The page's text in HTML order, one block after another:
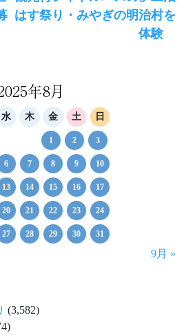
post:
はす祭り・みやぎの明治村を
体験
年8月
水 木 金 土 日
1 2 3
6 7 8 9 10
13 14 15 16 17
20 21 22 23 24
27 28 29 30 31
9月 »
(3,582)